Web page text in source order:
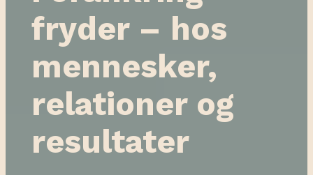
Missionsledelse
– når
komplekse og
vilde problemer
Innovation er
ikke en
fryder – hos
mennesker,
relationer og
resultater